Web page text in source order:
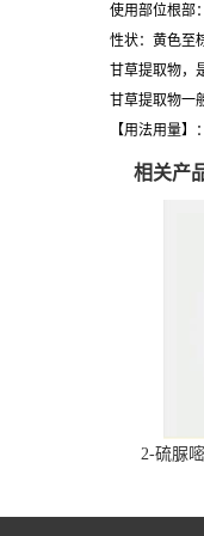
使用部位根部
性状：黄色至
甘草提取物，
甘草提取物一
【用法用量
相关产
2-硫脲